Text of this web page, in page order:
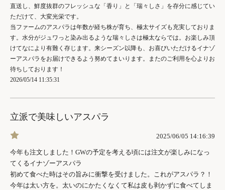
直送し、鮮度抜群のフレッシュな「香り」と「瑞々しさ」を存分に感じてい
ただけて、大変光栄です。
当ファームのアスパラは年数が経ち株が育ち、極太サイズも充実しておりま
す。水分がジュワっと染み出るような瑞々しさは極太ならでは。お楽しみ頂
けてなにより有難く存じます。来シーズン以降も、お喜びいただけるイナゾ
ーアスパラをお届けできるよう努めてまいります。またのご利用を心よりお
待ちしております！
2026/05/14 11:35:31
立派で美味しいアスパラ
2025/06/05 14:16:39
今年も注文しました！GWの予定を考える頃には注文が楽しみになっ
てくるイナゾーアスパラ
初めて食べた時はその旨みに衝撃を受けました。これがアスパラ？！
今年は太い方を。太いのにかたくなくて私は皮も剥かずに食べてしま